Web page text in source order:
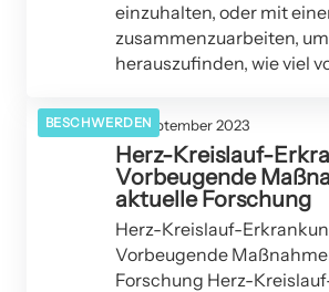
einzuhalten, oder mit
zusammenzuarbeiten, um
herauszufinden, wie viel
BESCHWERDEN20. September 2023
Herz-Kreislauf-
Vorbeugende
aktuelle Forschung
Herz-Kreislauf-
Vorbeugende
Forschung Herz-